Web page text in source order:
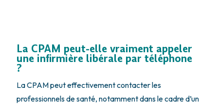
La CPAM peut-elle vraiment appeler
une infirmière libérale par téléphone
?
La CPAM peut effectivement contacter les
professionnels de santé, notamment dans le cadre d’un